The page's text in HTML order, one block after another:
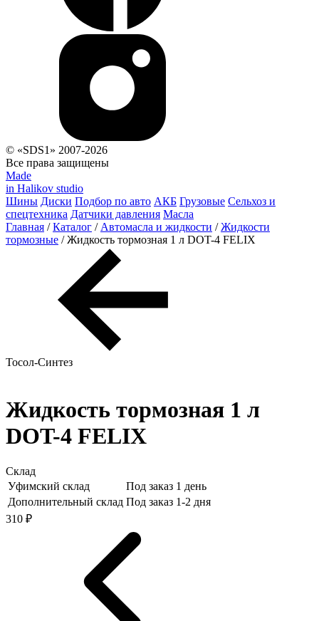
© «SDS1» 2007-2026
Все права защищены
Made
in Halikov studio
Шины Диски Подбор по авто АКБ Грузовые Сельхоз и
спецтехника Датчики давления Масла
Главная / Каталог / Автомасла и жидкости / Жидкости
тормозные / Жидкость тормозная 1 л DOT-4 FELIX
Тосол-Синтез
Жидкость тормозная 1 л
DOT-4 FELIX
Склад
Уфимский склад
Под заказ 1 день
Дополнительный склад Под заказ 1-2 дня
310 ₽